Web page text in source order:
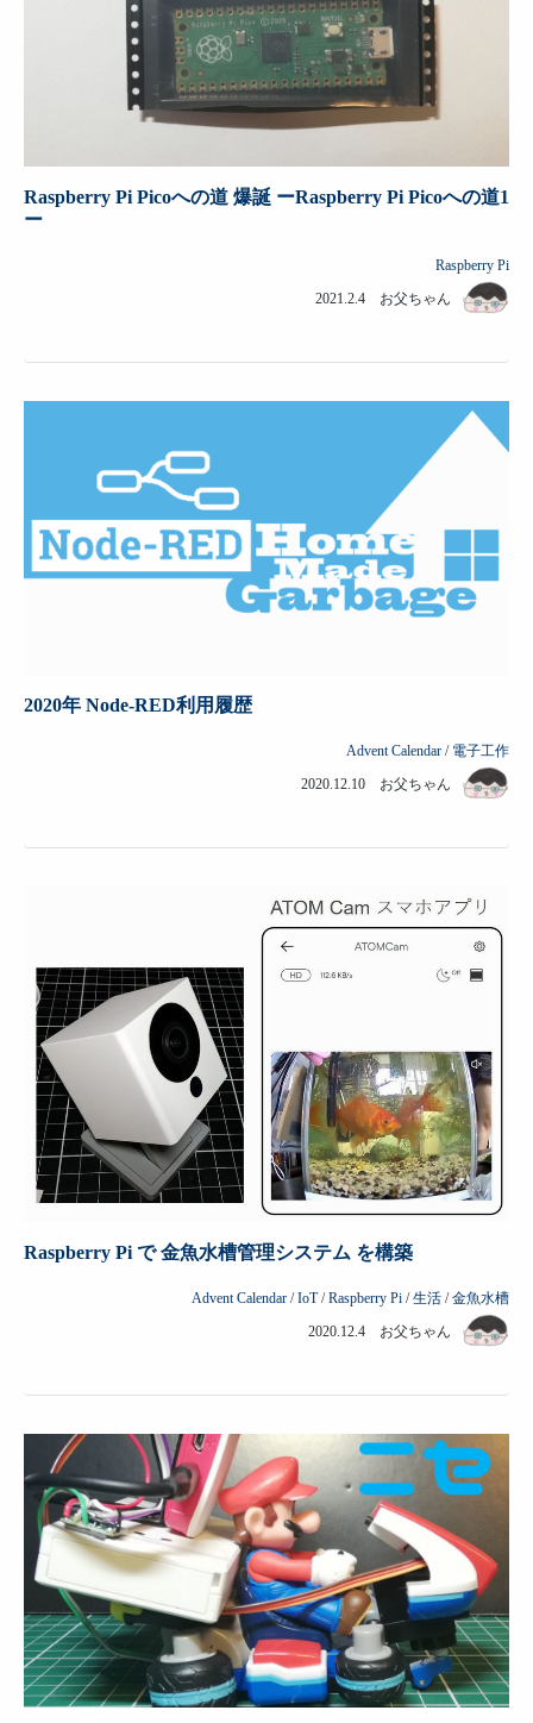
Raspberry Pi Picoへの道 爆誕 ーRaspberry Pi Picoへの道1
ー
Raspberry Pi
2021.2.4 お父ちゃん
2020年 Node-RED利用履歴
Advent Calendar / 電子工作
2020.12.10 お父ちゃん
Raspberry Pi で 金魚水槽管理システム を構築
Advent Calendar /IoT/Raspberry Pi /生活 /金魚水槽
2020.12.4 お父ちゃん